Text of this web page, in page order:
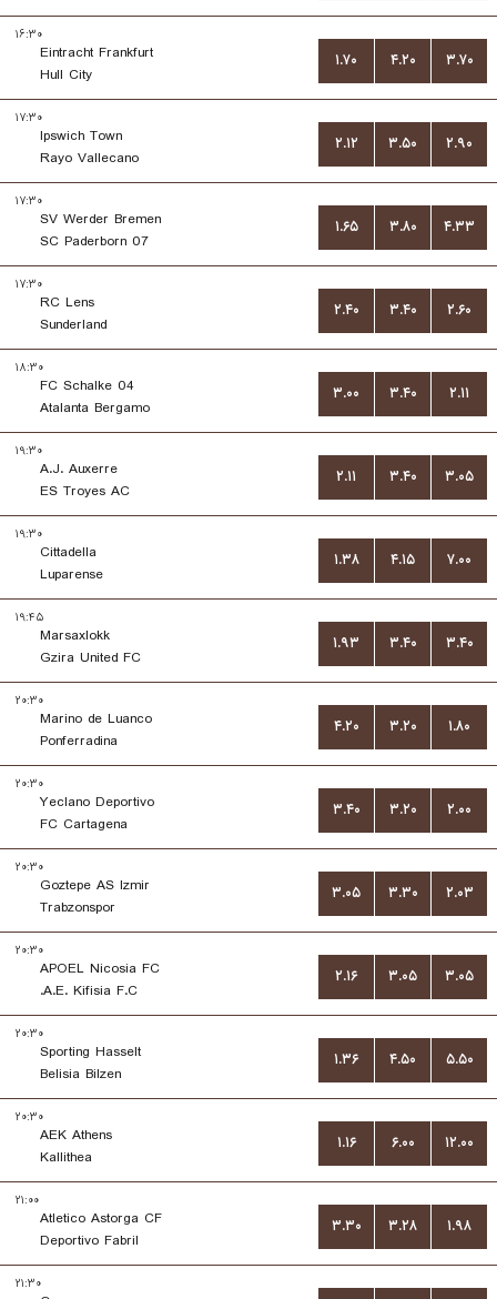
۱۶:۳۰
Eintracht Frankfurt
Hull City
۱.۷۰ ۴.۲۰ ۳.۷۰
۱۷:۳۰
Ipswich Town
Rayo Vallecano
۲.۱۲ ۳.۵۰ ۲.۹۰
۱۷:۳۰
SV Werder Bremen
SC Paderborn 07
۱.۶۵ ۳.۸۰ ۴.۳۳
۱۷:۳۰
RC Lens
Sunderland
۲.۴۰ ۳.۴۰ ۲.۶۰
۱۸:۳۰
FC Schalke 04
Atalanta Bergamo
۳.۰۰ ۳.۴۰ ۲.۱۱
۱۹:۳۰
A.J. Auxerre
ES Troyes AC
۲.۱۱ ۳.۴۰ ۳.۰۵
۱۹:۳۰
Cittadella
Luparense
۱.۳۸ ۴.۱۵ ۷.۰۰
۱۹:۴۵
Marsaxlokk
Gzira United FC
۱.۹۳ ۳.۴۰ ۳.۴۰
۲۰:۳۰
Marino de Luanco
Ponferradina
۴.۲۰ ۳.۲۰ ۱.۸۰
۲۰:۳۰
Yeclano Deportivo
FC Cartagena
۳.۴۰ ۳.۲۰ ۲.۰۰
۲۰:۳۰
Goztepe AS Izmir
Trabzonspor
۳.۰۵ ۳.۳۰ ۲.۰۳
۲۰:۳۰
APOEL Nicosia FC
A.E. Kifisia F.C.
۲.۱۶ ۳.۰۵ ۳.۰۵
۲۰:۳۰
Sporting Hasselt
Belisia Bilzen
۱.۳۶ ۴.۵۰ ۵.۵۰
۲۰:۳۰
AEK Athens
Kallithea
۱.۱۶ ۶.۰۰ ۱۲.۰۰
۲۱:۰۰
Atletico Astorga CF
Deportivo Fabril
۳.۳۰ ۳.۲۸ ۱.۹۸
۲۱:۳۰